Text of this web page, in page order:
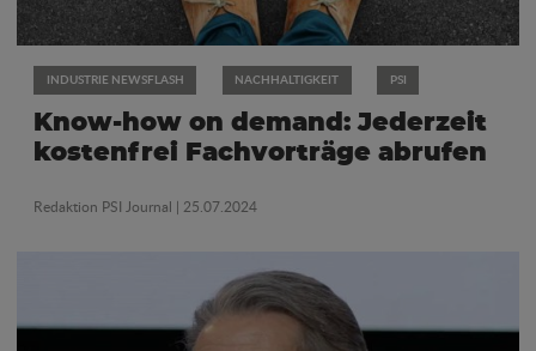
INDUSTRIE NEWSFLASH NACHHALTIGKEIT PSI
Know-how on demand: Jederzeit
kostenfrei Fachvorträge abrufen
Redaktion PSI Journal | 25.07.2024